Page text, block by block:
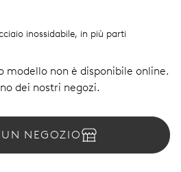
inossidabile, in più parti
modello non è disponibile online.
dei nostri negozi.
NEGOZIO